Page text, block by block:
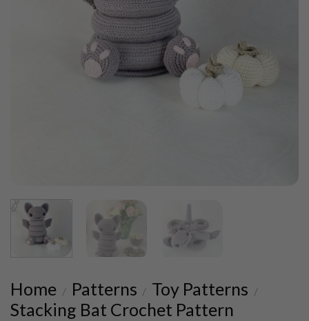
Home / Patterns / Toy Patterns /
Stacking Bat Crochet Pattern